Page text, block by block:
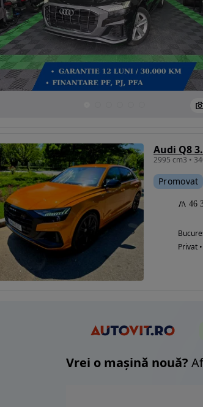
Audi Q8
2995 cm3 •
Promovat
46
Privat
Vrei o mașină nouă?